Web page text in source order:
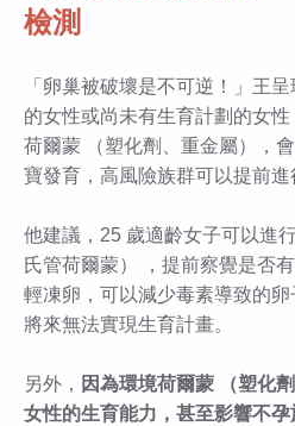
檢測
「卵巢被破壞是不可逆！」王
的女性或尚未有生育計劃的女
荷爾蒙 （塑化劑、重金屬），
寶發育，高風險族群可以提前進
他建議，25 歲適齡女子可以進
氏管荷爾蒙） ，提前察覺是否
輕凍卵，可以減少毒素導致的
將來無法實現生育計畫。
另外， 因為環境荷爾蒙 （塑化
女性的生育能力，甚至影響不